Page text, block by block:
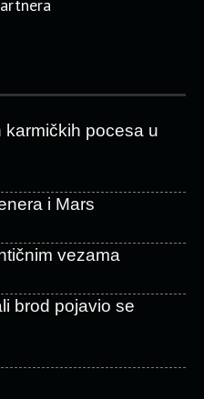
pocesa u
i Mars
vezama
brod pojavio se